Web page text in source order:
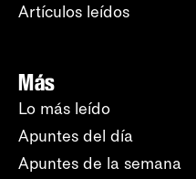
Artículos leídos
Más
Lo más leído
Apuntes del día
Apuntes de la semana